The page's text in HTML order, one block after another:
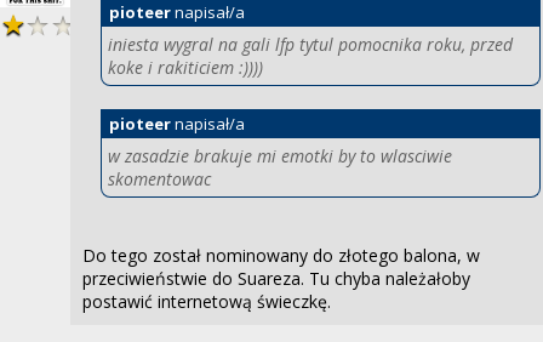
pioteernapisał/a
iniesta wygral na gali lfp tytul pomocnika roku, przed
koke i rakiticiem :))))
pioteernapisał/a
w zasadzie brakuje mi emotki by to wlasciwie
skomentowac
Do tego został nominowany do złotego balona, w
przeciwieństwie do Suareza. Tu chyba należałoby
postawić internetową świeczkę.